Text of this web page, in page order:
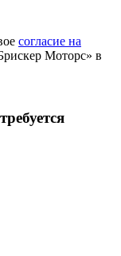
согласие на
Моторс» в